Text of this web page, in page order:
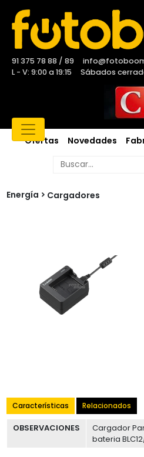
91 375 78 88 / 89
L - V: 9:00 a 19:15
Sábados
Ofertas Novedades
Energía Cargadores
Características Relacionados
OBSERVACIONES
Cargador
bateria